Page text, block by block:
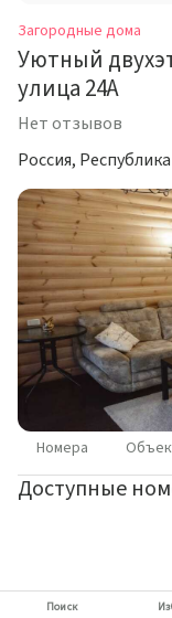
Загородные дома
Уютный
улица 24А
Нет отзывов
Номера
Доступные
Поиск